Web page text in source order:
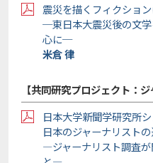
震災を描くフィクショ
─東日本大震災後の文
心に─
米倉 律
【共同研究プロジェクト：
日本大学新聞学研究所
日本のジャーナリスト
―ジャーナリスト調査